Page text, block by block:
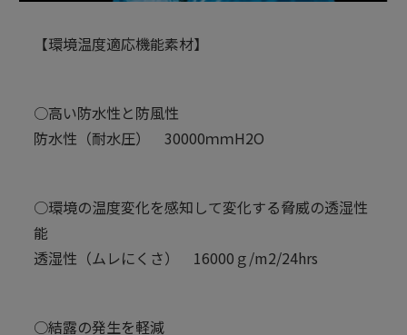
【環境温度適応機能素材】
○高い防水性と防風性
防水性（耐水圧） 30000ｍｍH2O
○環境の温度変化を感知して変化する脅威の透湿性
能
透湿性（ムレにくさ） 16000ｇ/m2/24hrs
○結露の発生を軽減